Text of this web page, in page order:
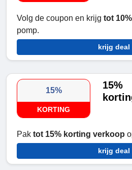
Volg de coupon en krijg tot
pomp.
krijg deal
15%
KORTING
15%
Pak tot 15% korting verkoop
krijg deal